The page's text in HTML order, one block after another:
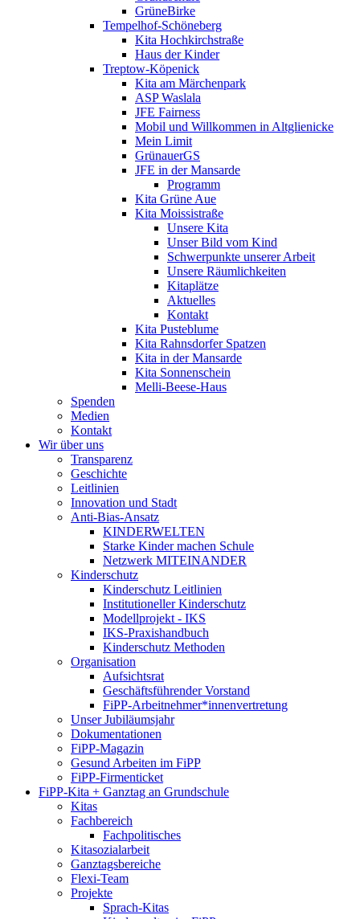
GrüneBirke
Tempelhof-Schöneberg
Kita Hochkirchstraße
Haus der Kinder
Treptow-Köpenick
Kita am Märchenpark
ASP Waslala
JFE Fairness
Mobil und Willkommen in Altglienicke
Mein Limit
GrünauerGS
JFE in der Mansarde
Programm
Kita Grüne Aue
Kita Moissistraße
Unsere Kita
Unser Bild vom Kind
Schwerpunkte unserer Arbeit
Unsere Räumlichkeiten
Kitaplätze
Aktuelles
Kontakt
Kita Pusteblume
Kita Rahnsdorfer Spatzen
Kita in der Mansarde
Kita Sonnenschein
Melli-Beese-Haus
Spenden
Medien
Kontakt
Wir über uns
Transparenz
Geschichte
Leitlinien
Innovation und Stadt
Anti-Bias-Ansatz
KINDERWELTEN
Starke Kinder machen Schule
Netzwerk MITEINANDER
Kinderschutz
Kinderschutz Leitlinien
Institutioneller Kinderschutz
Modellprojekt - IKS
IKS-Praxishandbuch
Kinderschutz Methoden
Organisation
Aufsichtsrat
Geschäftsführender Vorstand
FiPP-Arbeitnehmer*​innenvertretung
Unser Jubiläumsjahr
Dokumentationen
FiPP-Magazin
Gesund Arbeiten im FiPP
FiPP-Firmenticket
FiPP-Kita + Ganztag an Grundschule
Kitas
Fachbereich
Fachpolitisches
Kitasozialarbeit
Ganztagsbereiche
Flexi-Team
Projekte
Sprach-Kitas